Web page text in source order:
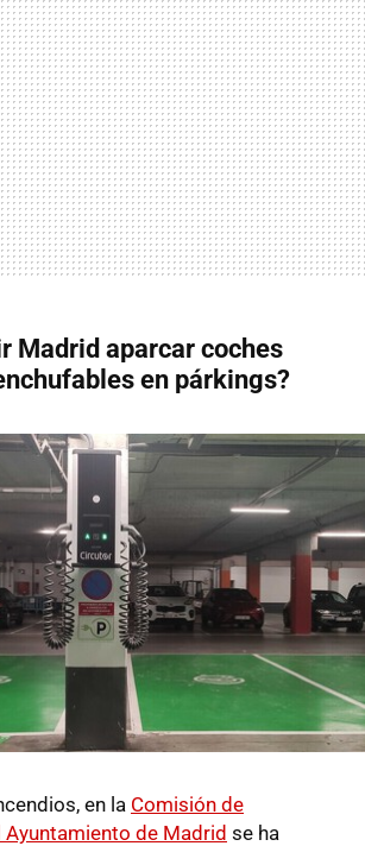
Madrid aparcar coches
en párkings?
en la Comisión de
de Madrid se ha